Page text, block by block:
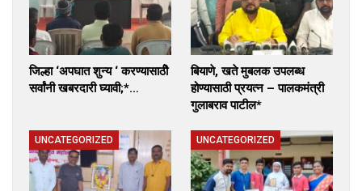
जिल्हा ‘अपघात शुन्य ‘ करण्यासाठीे
सर्वांनी खबरदारी घ्यावी;*…
बियाणे, खते मुबलक उपलब्ध
होण्यासाठी प्रयत्न – पालकमंत्री
गुलाबराव पाटील*
UNCATEGORIZED UNCATEGORIZED